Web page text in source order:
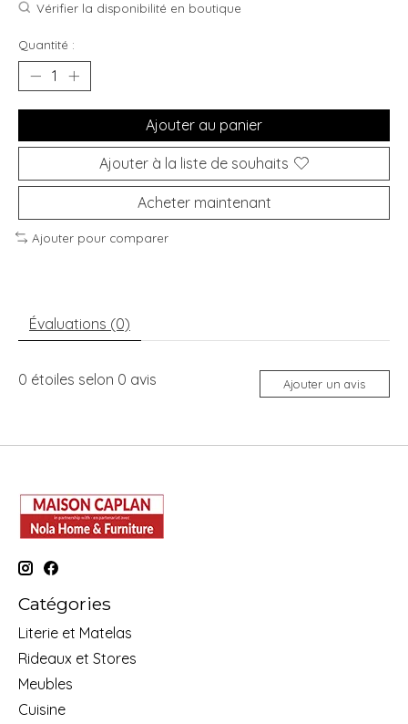
Vérifier la disponibilité en boutique
Quantité :
Ajouter au panier
Ajouter à la liste de souhaits
Acheter maintenant
Ajouter pour comparer
Évaluations (0)
0 étoiles selon 0 avis Ajouter un avis
Catégories
Literie et Matelas
Rideaux et Stores
Meubles
Cuisine